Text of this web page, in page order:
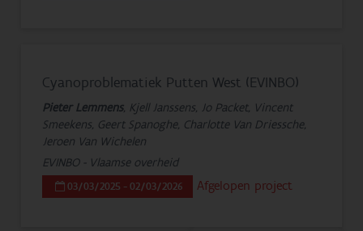
Cyanoproblematiek Putten West (EVINBO)
Pieter Lemmens, Kjell Janssens, Jo Packet, Vincent
Smeekens, Geert Spanoghe, Charlotte Van Driessche,
Jeroen Van Wichelen
EVINBO - Vlaamse overheid
03/03/2025 - 02/03/2026 Afgelopen project